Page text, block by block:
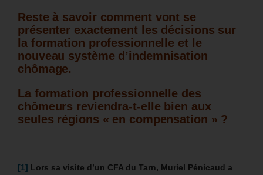
Reste à savoir comment vont se
présenter exactement les décisions sur
la formation professionnelle et le
nouveau système d’indemnisation
chômage.
La formation professionnelle des
chômeurs reviendra-t-elle bien aux
seules régions « en compensation » ?
[1] Lors sa visite d’un CFA du Tarn, Muriel Pénicaud a